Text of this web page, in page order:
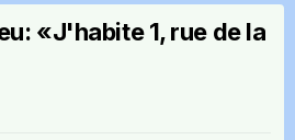
«J'habite 1, rue de la